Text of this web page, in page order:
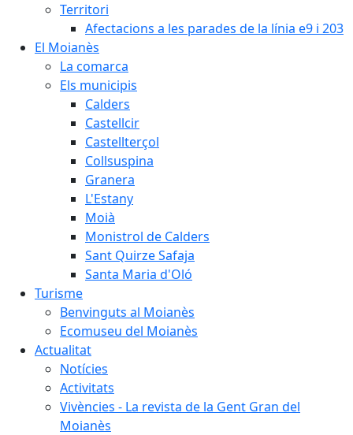
Territori
Afectacions a les parades de la línia e9 i 203
El Moianès
La comarca
Els municipis
Calders
Castellcir
Castellterçol
Collsuspina
Granera
L'Estany
Moià
Monistrol de Calders
Sant Quirze Safaja
Santa Maria d'Oló
Turisme
Benvinguts al Moianès
Ecomuseu del Moianès
Actualitat
Notícies
Activitats
Vivències - La revista de la Gent Gran del
Moianès